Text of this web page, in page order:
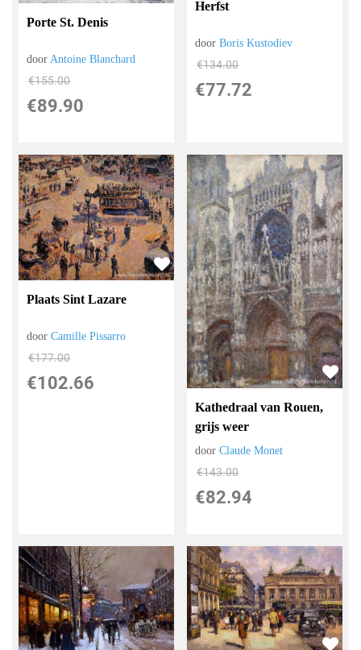
Porte St. Denis
door Antoine Blanchard
€155.00
€89.90
Herfst
doorBoris Kustodiev
€134.00
€77.72
Plaats Sint Lazare
doorCamille Pissarro
€177.00
€102.66
Kathedraal van Rouen,
grijs weer
doorClaude Monet
€143.00
€82.94